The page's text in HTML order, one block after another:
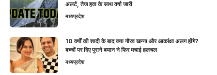
अलर्ट, तेज हवा के साथ वर्षा जारी
मध्यप्रदेश
10 वर्षों की शादी के बाद क्या गौरव खन्ना और आकांक्षा अलग होंगे?
बच्चों पर दिए पुराने बयान ने फिर मचाई हलचल
मध्यप्रदेश